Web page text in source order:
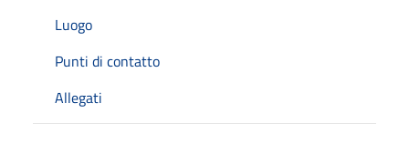
Luogo
Punti di contatto
Allegati